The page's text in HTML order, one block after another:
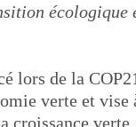
écologique
lors de la
verte et vise
croissance